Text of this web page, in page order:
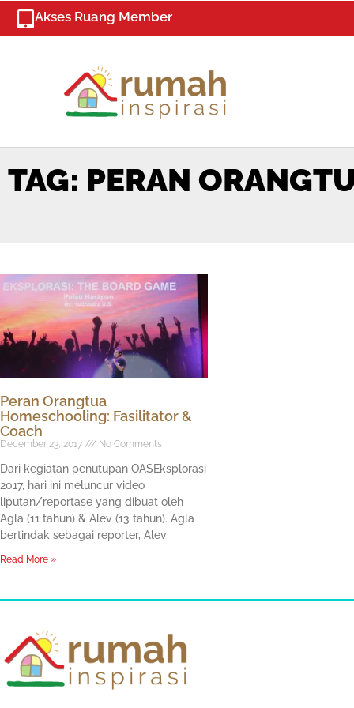
Skip
content
Akses Ruang Member
TAG: PERAN
Peran Orangtua
Homeschooling: Fasilitator &
Coach
December 23, 2017 No Comments
Dari kegiatan penutupan OASEksplorasi
2017, hari ini meluncur video
liputan/reportase yang dibuat oleh
Agla (11 tahun) & Alev (13 tahun). Agla
bertindak sebagai reporter, Alev
Read More »